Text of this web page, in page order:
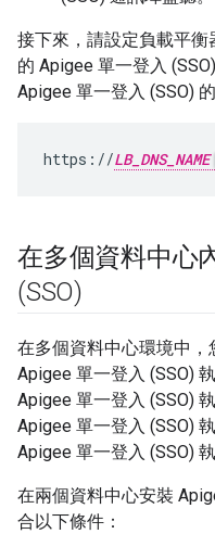
接下來，請設定負載平
的 Apigee 單一登入
Apigee 單一登入 (SSO)
https://LB_DNS_NAME
在多個資料中心
(SSO)
在多個資料中心環境中
Apigee 單一登入 (SSO)
Apigee 單一登入 (SSO)
Apigee 單一登入 (SSO)
Apigee 單一登入 (SSO) 執
在兩個資料中心安裝
合以下條件：